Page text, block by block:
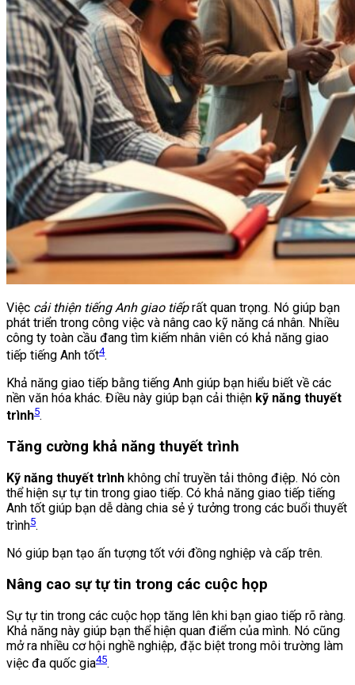
Việc cải thiện tiếng Anh giao tiếprất quan trọng. Nó giúp bạn
phát triển trong công việc và nâng cao kỹ năng cá nhân. Nhiều
công ty toàn cầu đang tìm kiếm nhân viên có khả năng giao
tiếp tiếng Anh tốt4.
Khả năng giao tiếp bằng tiếng Anh giúp bạn hiểu biết về các
nền văn hóa khác. Điều này giúp bạn cải thiện kỹ năng thuyết
trình5.
Tăng cường khả năng thuyết trình
Kỹ năng thuyết trình không chỉ truyền tải thông điệp. Nó còn
thể hiện sự tự tin trong giao tiếp. Có khả năng giao tiếp tiếng
Anh tốt giúp bạn dễ dàng chia sẻ ý tưởng trong các buổi thuyết
trình5.
Nó giúp bạn tạo ấn tượng tốt với đồng nghiệp và cấp trên.
Nâng cao sự tự tin trong các cuộc họp
Sự tự tin trong các cuộc họp tăng lên khi bạn giao tiếp rõ ràng.
Khả năng này giúp bạn thể hiện quan điểm của mình. Nó cũng
mở ra nhiều cơ hội nghề nghiệp, đặc biệt trong môi trường làm
việc đa quốc gia45.